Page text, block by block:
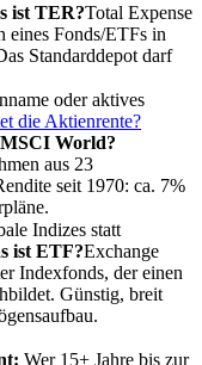
ist TER?Total Expense
Fonds/ETFs in
Standarddepot darf
oder aktives
die Aktienrente?
World?
aus 23
seit 1970: ca. 7%
Indizes statt
ist ETF?Exchange
Indexfonds, der einen
Günstig, breit
Wer 15+ Jahre bis zur